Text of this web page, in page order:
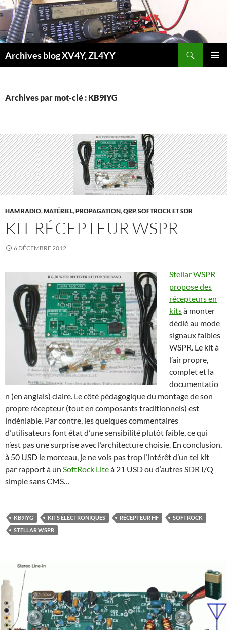
Aller
au
contenu
Archives blog XV4Y, ZL4YY
Archives par mot-clé : KB9IYG
HAM RADIO,MATÉRIEL,PROPAGATION,QRP,SOFTROCK ET SDR
KIT RÉCEPTEUR WSPR
6 DÉCEMBRE 2012
Stellar WSPR
propose des
récepteurs en
kitsà monter
dédié au mode
signaux faibles
WSPR. Le kit à
l’air propre,
complet et la
documentatio
n (en anglais) claire. Le côté pédagogique du montage de son
propre récepteur (tout en composants traditionnels) est
indéniable. Par contre, les quelques commentaires
d’utilisateurs font état d’une sensibilité plutôt faible, ce qui
n’est pas une surprise avec l’architecture choisie. En conclusion,
à 50 USD le morceau, je ne vois pas trop l’intérêt d’un tel kit
par rapport à un SoftRock Liteà 21 USD ou d’autres SDR I/Q
simple sans CMS…
KB9IYG KITS ÉLÉCTRONIQUES RÉCEPTEUR HF
SOFTROCK
STELLAR WSPR